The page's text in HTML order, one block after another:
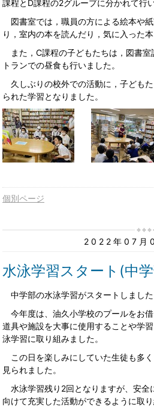
課程とD課程の2グループに分かれて行
図書室では，職員の方による絵本や
り，室内の本を読んだり，気に入った
また，C課程の子どもたちは，図書
トランでの昼食も行いました。
久しぶりの校外での活動に，子ども
られた学習となりました。
個別ページ
2022年07月
水泳学習スタート(中
中学部の水泳学習がスタートしまし
今年度は、油久小学校のプールをお
道具や施設を大事に使用することや学
泳学習に取り組みました。
この日を楽しみにしていた生徒も多
見られました。
水泳学習残り2回となりますが、安全
向けて充実した活動ができるように取